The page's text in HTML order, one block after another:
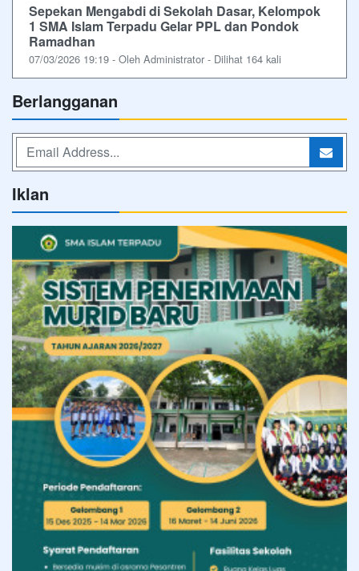
Sepekan Mengabdi di Sekolah Dasar, Kelompok
1 SMA Islam Terpadu Gelar PPL dan Pondok
Ramadhan
07/03/2026 19:19 - Oleh Administrator - Dilihat 164 kali
Berlangganan
Iklan